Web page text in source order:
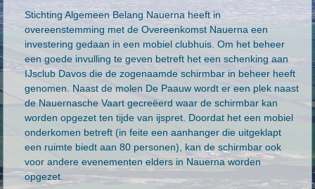
Stichting Algemeen Belang Nauerna heeft in
overeenstemming met de Overeenkomst Nauerna een
investering gedaan in een mobiel clubhuis. Om het beheer
een goede invulling te geven betreft het een schenking aan
IJsclub Davos die de zogenaamde schirmbar in beheer heeft
genomen. Naast de molen De Paauw wordt er een plek naast
de Nauernasche Vaart gecreëerd waar de schirmbar kan
worden opgezet ten tijde van ijspret. Doordat het een mobiel
onderkomen betreft (in feite een aanhanger die uitgeklapt
een ruimte biedt aan 80 personen), kan de schirmbar ook
voor andere evenementen elders in Nauerna worden
opgezet.